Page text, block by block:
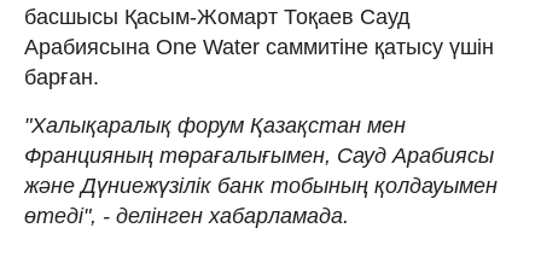
басшысы Қасым-Жомарт Тоқаев Сауд
Арабиясына One Water саммитіне қатысу үшін
барған.
"Халықаралық форум Қазақстан мен
Францияның төрағалығымен, Сауд Арабиясы
және Дүниежүзілік банк тобының қолдауымен
өтеді", - делінген хабарламада.